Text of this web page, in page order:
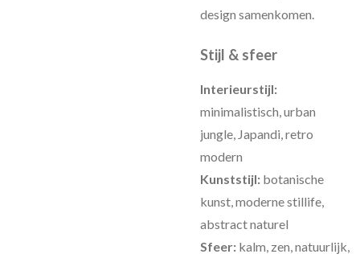
design samenkomen.
Stijl & sfeer
Interieurstijl:
minimalistisch, urban
jungle, Japandi, retro
modern
Kunststijl: botanische
kunst, moderne stillife,
abstract naturel
Sfeer: kalm, zen, natuurlijk,